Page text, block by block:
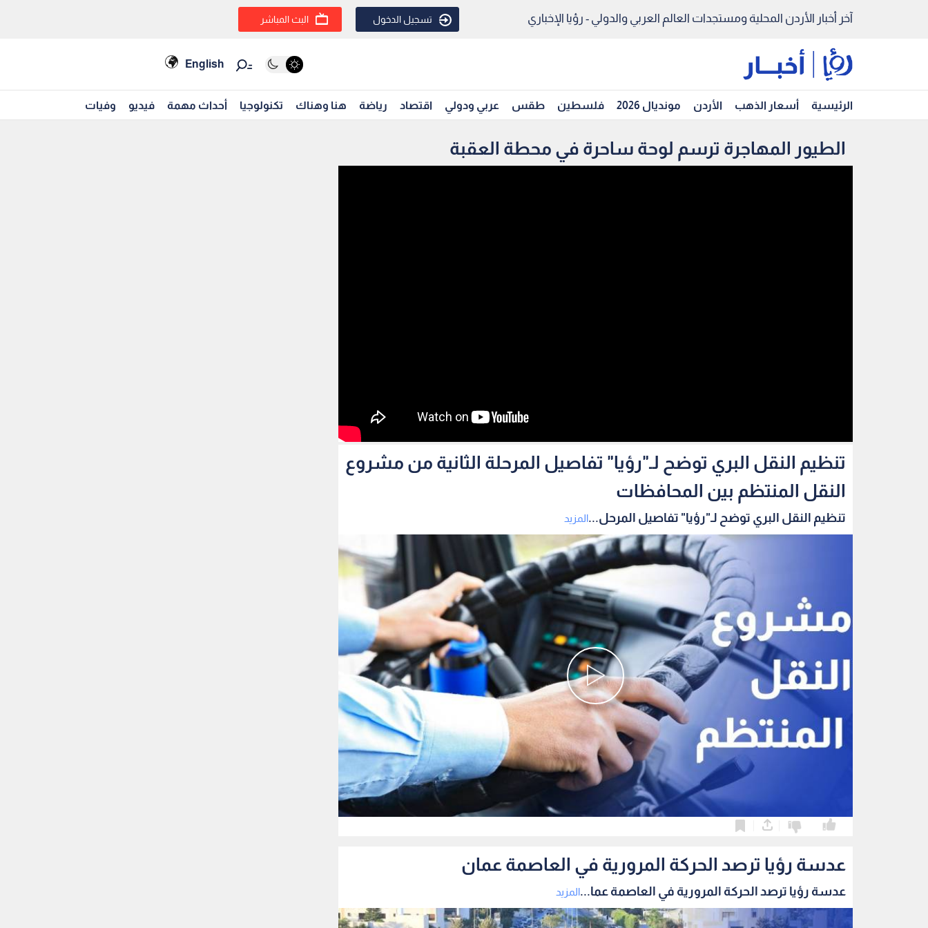
آخر أخبار الأردن المحلية ومستجدات العالم العربي والدولي - رؤيا الإخباري تسجيل الدخول البث المباشر
English
الرئيسية أسعار الذهب الأردن مونديال 2026 فلسطين طقس عربي ودولي اقتصاد رياضة هنا وهناك تكنولوجيا أحداث مهمة فيديو وفيات
الطيور المهاجرة ترسم لوحة ساحرة في محطة العقبة
تنظيم النقل البري توضح لـ"رؤيا" تفاصيل المرحلة الثانية من مشروع
النقل المنتظم بين المحافظات
تنظيم النقل البري توضح لـ"رؤيا" تفاصيل المرحل...المزيد
عدسة رؤيا ترصد الحركة المرورية في العاصمة عمان
عدسة رؤيا ترصد الحركة المرورية في العاصمة عما...المزيد